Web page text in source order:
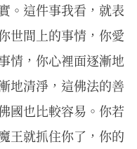
。這件事我看，就表
世間上的事情，你愛
情，你心裡面逐漸地
地清淨，這佛法的善
國也比較容易。你若
王就抓住你了，你的